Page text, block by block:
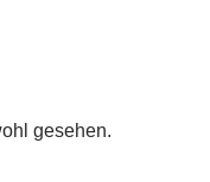
gesehen.